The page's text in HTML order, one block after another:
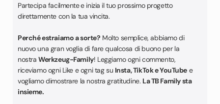
Partecipa facilmentee inizia il tuo prossimo progetto
direttamente con la tua vincita.
Perché estraiamo a sorte? Molto semplice, abbiamo di
nuovo una gran voglia di fare qualcosa di buono per la
nostra Werkzeug-Family! Leggiamo ogni commento,
riceviamo ogni Like e ogni tag su Insta, TikTok e YouTube e
vogliamo dimostrare la nostra gratitudine. La TB Family sta
insieme.